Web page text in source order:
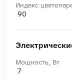
Индекс
90
Мощность, Вт
7